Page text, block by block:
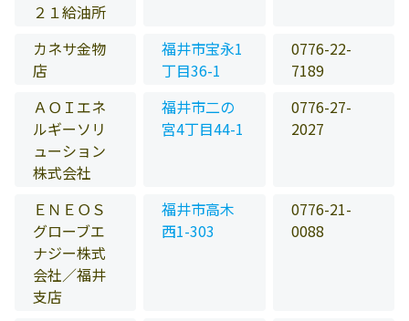
２１給油所
カネサ金物
店
福井市宝永1
丁目36-1
0776-22-
7189
ＡＯＩエネ
ルギーソリ
ューション
株式会社
福井市二の
宮4丁目44-1
0776-27-
2027
ＥＮＥＯＳ
グローブエ
ナジー株式
会社／福井
支店
福井市高木
西1-303
0776-21-
0088